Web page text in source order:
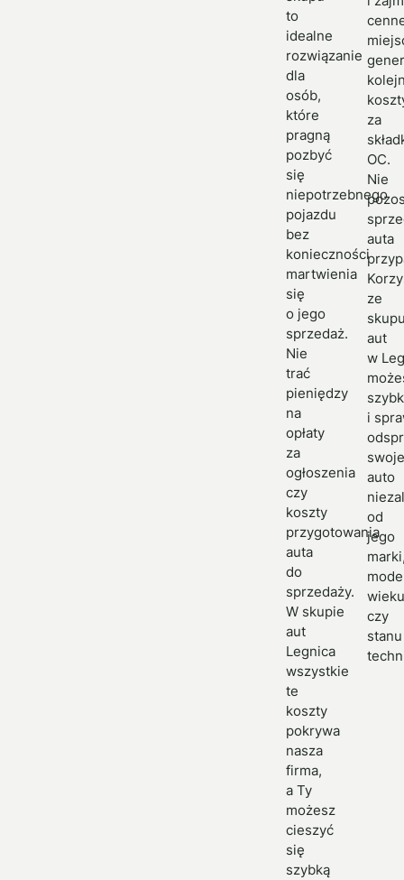
to
idealne
rozwiązanie
dla
osób,
które
pragną
pozbyć
się
niepotrzebnego
pojazdu
bez
konieczności
martwienia
się
o jego
sprzedaż.
Nie
trać
pieniędzy
na
opłaty
za
ogłoszenia
czy
koszty
przygotowania
auta
do
sprzedaży.
W skupie
aut
Legnica
wszystkie
te
koszty
pokrywa
nasza
firma,
a Ty
możesz
cieszyć
się
szybką
za
OC.
Nie
auta
ze
aut
w
i
swoje
auto
od
jego
wieku
czy
stanu